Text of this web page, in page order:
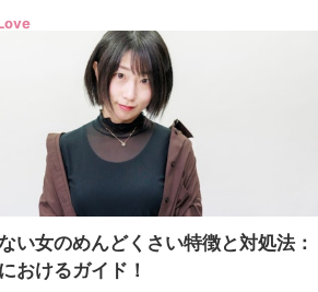
すすめの場所と迷った時のデートプランをご
い女のめんどくさい特徴と対処法：
おけるガイド！